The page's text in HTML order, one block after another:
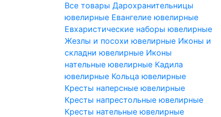
Все товары Дарохранительницы
ювелирные Евангелие ювелирные
Евхаристические наборы ювелирные
Жезлы и посохи ювелирные Иконы и
складни ювелирные Иконы
нательные ювелирные Кадила
ювелирные Кольца ювелирные
Кресты наперсные ювелирные
Кресты напрестольные ювелирные
Кресты нательные ювелирные